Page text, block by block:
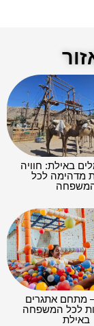
באילת: חוויה
מדהימה לכל
94 – מתחם אתגרים
לכל המשפחה
באילת